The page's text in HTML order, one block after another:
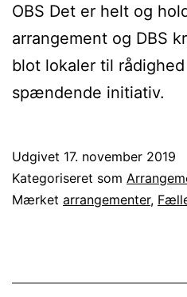
OBS Det er helt og
arrangement og DBS
blot lokaler til
spændende initiativ.
Udgivet 17. november 2019
Kategoriseret som
Mærket arrangementer,